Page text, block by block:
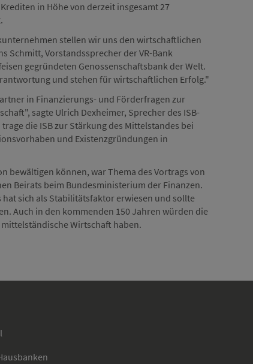
in Höhe von derzeit insgesamt 27
stellen wir uns den wirtschaftlichen
Schmitt, Vorstandssprecher der VR-Bank
gegründeten Genossenschaftsbank der Welt.
und stehen für wirtschaftlichen Erfolg."
in Finanzierungs- und Förderfragen zur
sagte Ulrich Dexheimer, Sprecher des ISB-
die ISB zur Stärkung des Mittelstandes bei
und Existenzgründungen in
bewältigen können, war Thema des Vortrags von
Beirats beim Bundesministerium der Finanzen.
sich als Stabilitätsfaktor erwiesen und sollte
Auch in den kommenden 150 Jahren würden die
Wirtschaft haben.